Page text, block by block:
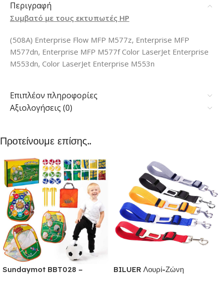
Περιγραφή
Συμβατό με τους εκτυπωτές HP
(508A) Enterprise Flow MFP M577z, Enterprise MFP
M577dn, Enterprise MFP M577f Color LaserJet Enterprise
M553dn, Color LaserJet Enterprise M553n
Επιπλέον πληροφορίες
Αξιολογήσεις (0)
Προτείνουμε επίσης..
Sundaymot BBT028 –
BILUER Λουρί-Ζώνη